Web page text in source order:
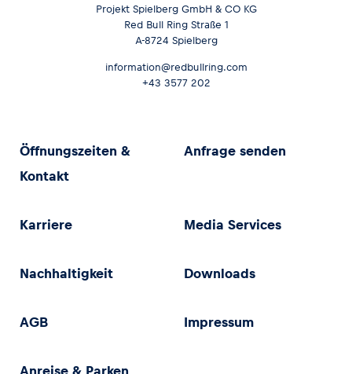
Projekt Spielberg GmbH & CO KG
Red Bull Ring Straße 1
A-8724 Spielberg
information@redbullring.com
+43 3577 202
Öffnungszeiten &
Kontakt
Anfrage senden
Karriere Media Services
Nachhaltigkeit Downloads
AGB Impressum